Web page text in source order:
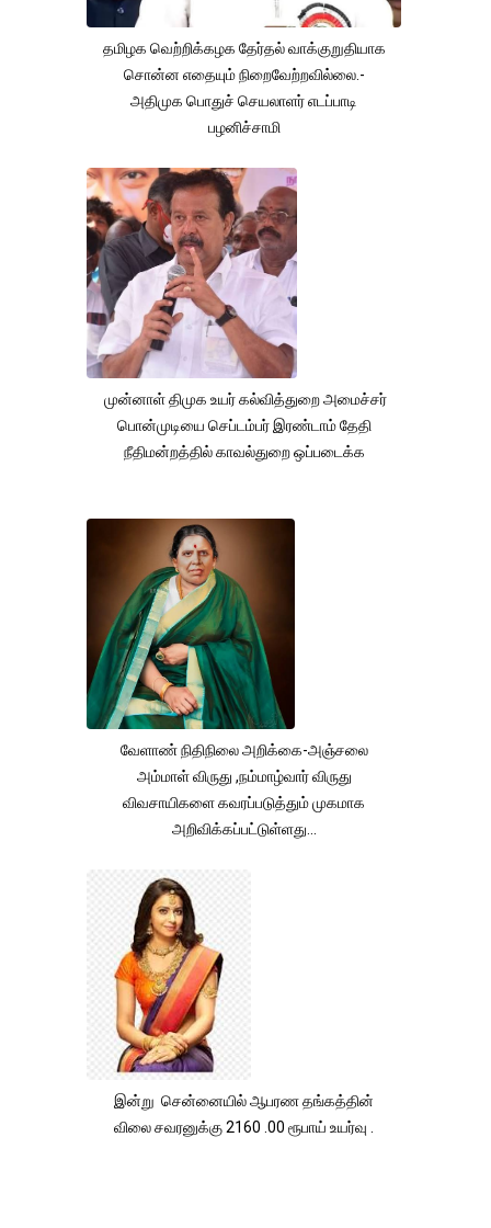
தமிழக வெற்றிக்கழக தேர்தல் வாக்குறுதியாக
சொன்ன எதையும் நிறைவேற்றவில்லை.-
அதிமுக பொதுச் செயலாளர் எடப்பாடி
பழனிச்சாமி
முன்னாள் திமுக உயர் கல்வித்துறை அமைச்சர்
பொன்முடியை செப்டம்பர் இரண்டாம் தேதி
நீதிமன்றத்தில் காவல்துறை ஒப்படைக்க
வேளாண் நிதிநிலை அறிக்கை-அஞ்சலை
அம்மாள் விருது ,நம்மாழ்வார் விருது
விவசாயிகளை கவரப்படுத்தும் முகமாக
அறிவிக்கப்பட்டுள்ளது...
இன்று சென்னையில் ஆபரண தங்கத்தின்
விலை சவரனுக்கு 2160 .00 ரூபாய் உயர்வு .